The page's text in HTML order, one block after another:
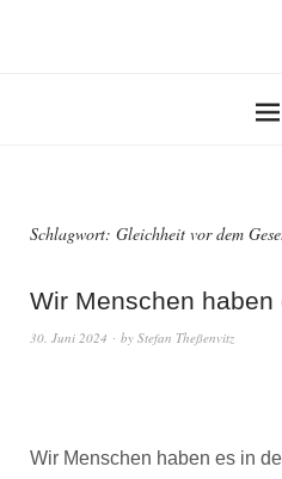
Schlagwort: Gleichheit vor dem
Wir Menschen haben
30. Juni 2024 by Stefan Theßenvitz
Wir Menschen haben es in